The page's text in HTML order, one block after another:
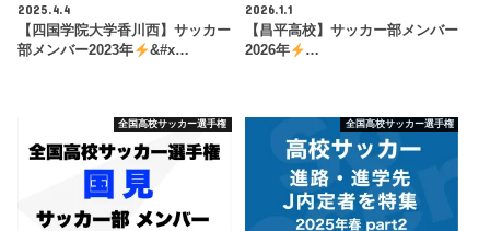
2025.4.4
【四国学院大学香川西】サッカー
部メンバー2023年
&#x…
2026.1.1
【昌平高校】サッカー部メンバー
2026年
…
全国高校サッカー選手権 全国高校サッカー選手権